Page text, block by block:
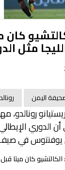
كان
مثل
اليمن
رونالدو،
الدوري
في صيف
الكالتشيو كان ميتا